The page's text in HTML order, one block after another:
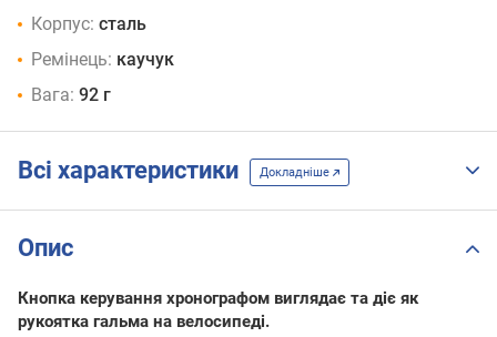
Корпус: сталь
Ремінець: каучук
Вага: 92 г
Всі характеристики Докладніше
Опис
Кнопка керування хронографом виглядає та діє як
рукоятка гальма на велосипеді.